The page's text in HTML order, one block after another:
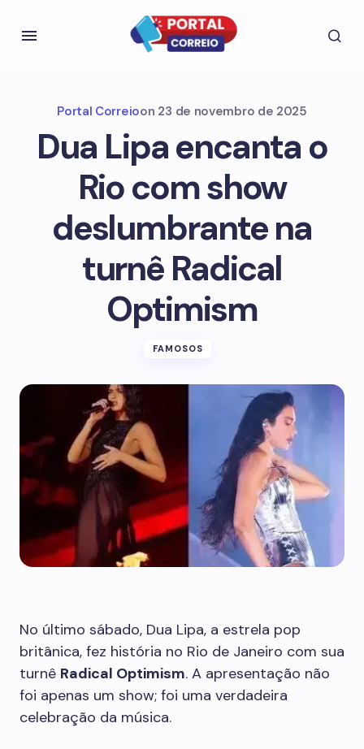
Portal Correioon 23 de novembro de 2025
Dua Lipa encanta o
Rio com show
deslumbrante na
turnê Radical
Optimism
FAMOSOS
No último sábado, Dua Lipa, a estrela pop
britânica, fez história no Rio de Janeiro com sua
turnê Radical Optimism. A apresentação não
foi apenas um show; foi uma verdadeira
celebração da música.